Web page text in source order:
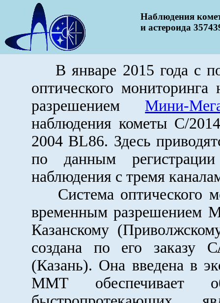
Наблюдения
и астероида
В январе 2015 года с
оптического
разрешением Мини-
наблюдения кометы C/
2004 BL86. Здесь
по данным
наблюдения с тремя
Система оптического
временным разрешением
Казанскому
создана по его
(Казань). Она введена в
ММТ обеспечивает